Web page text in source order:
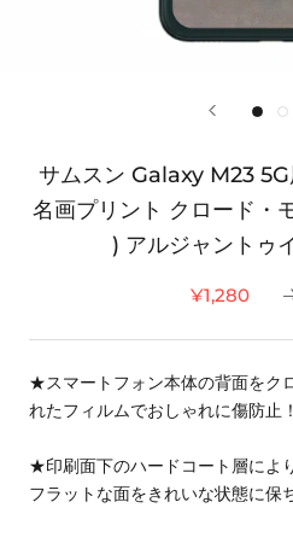
サムスン Galaxy M23
名画プリント クロード
) アルジャントゥ
¥1,280
★スマートフォン本体の背面をク
れたフィルムでおしゃれに傷防止！
★印刷面下のハードコート層によ
フラットな面をきれいな状態に保